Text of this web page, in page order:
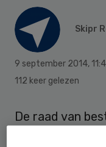
Skipr
9 september 2014,
112 keer gelezen
De raad van